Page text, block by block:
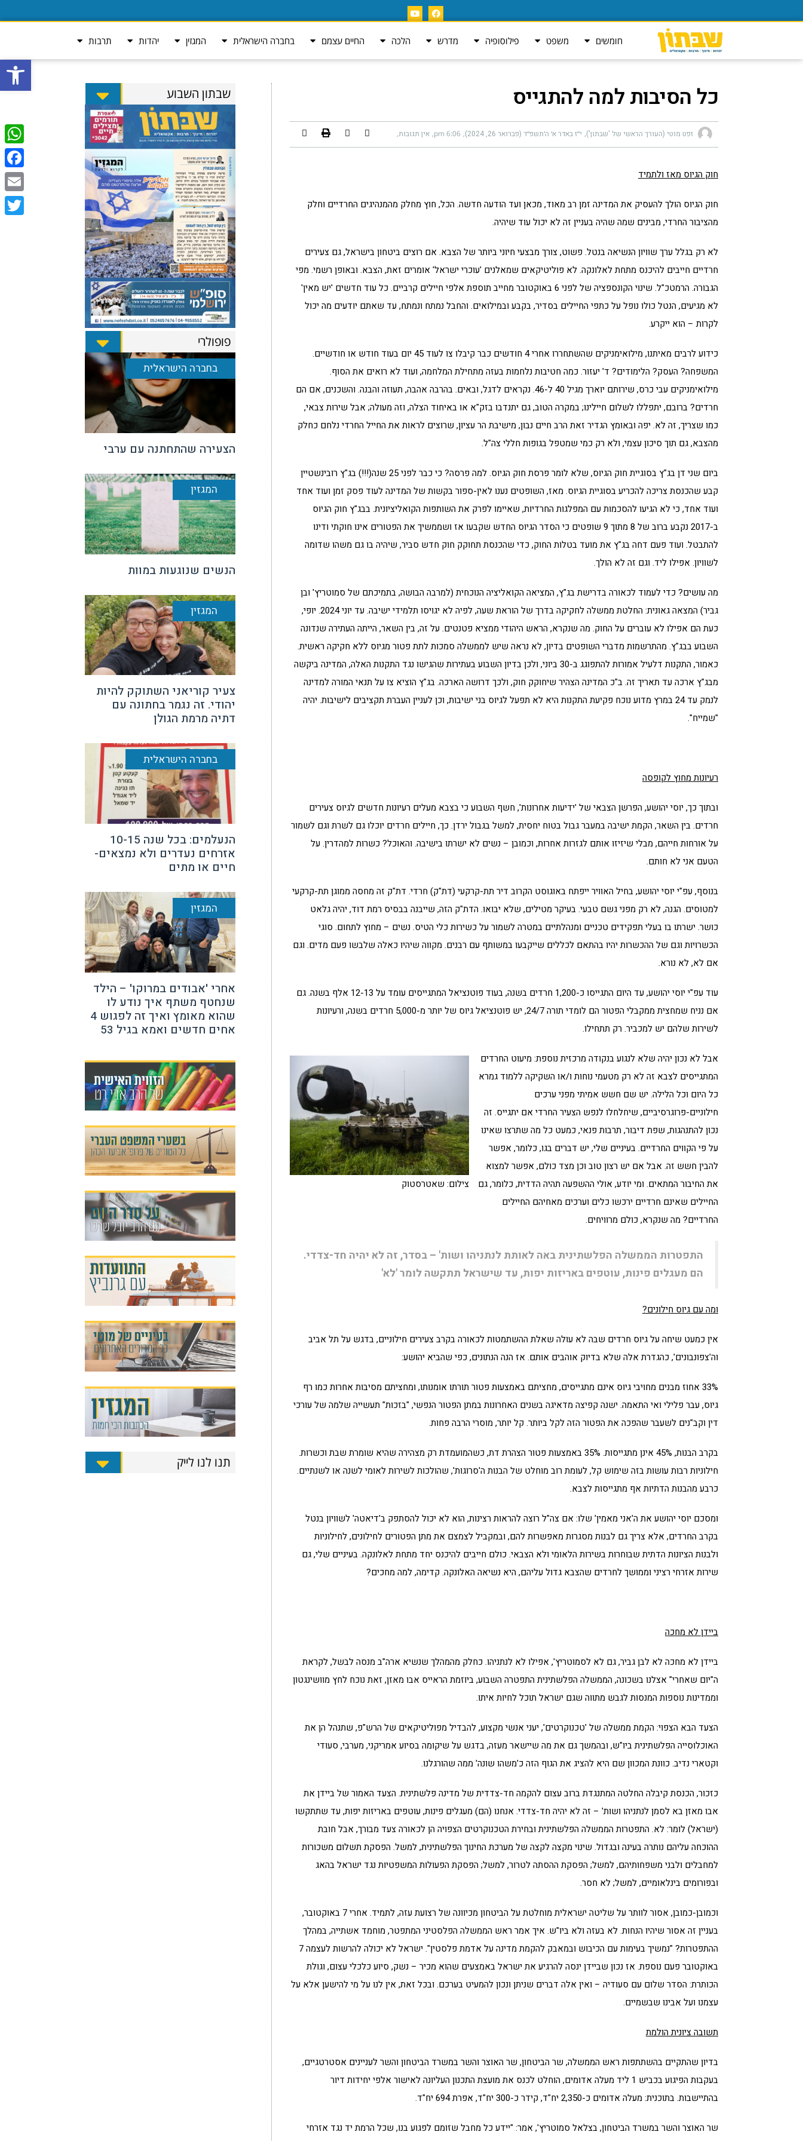
פתח
חומשים משפט פילוסופיה מדרש הלכה החיים עצמם בחברה הישראלית המגזין יהדות תרבות
כל הסיבות למה להתגייס
זפט מוטי (העורך הראשי של 'שבתון') י״ז באדר א׳ ה׳תשפ״ד (פברואר 26, 2024) 6:06 pm אין תגובות
חוק הגיוס מאז ולתמיד
חוק הגיוס הולך להעסיק את המדינה זמן רב מאוד, מכאן ועד הודעה חדשה. הכל, חוץ מחלק מהמנהיגים החרדיים וחלק
מהציבור החרדי, מבינים שמה שהיה בעניין זה לא יכול עוד שיהיה.
לא רק בגלל ערך שוויון הנשיאה בנטל. פשוט, צורך מבצעי חיוני ביותר של הצבא. אם רוצים ביטחון בישראל, גם צעירים
חרדיים חייבים להיכנס מתחת לאלונקה. לא פוליטיקאים שמאלנים 'עוכרי ישראל' אומרים זאת, הצבא. ובאופן רשמי. מפי
הגבורה. הרמטכ"ל. שינוי הקונספציה של לפני 6 באוקטובר מחייב תוספת אלפי חיילים קרביים. כל עוד חדשים 'יש מאין'
לא מגיעים, הנטל כולו נופל על כתפי החיילים בסדיר, בקבע ובמילואים. והחבל נמתח ונמתח, עד שאתם יודעים מה יכול
לקרות – הוא ייקרע.
כידוע לרבים מאיתנו, מילואימניקים שהשתחררו אחרי 4 חודשים כבר קיבלו צו לעוד 45 יום בעוד חודש או חודשיים.
המשפחה? העסק? הלימודים? ד' יעזור. כמה חטיבות נלחמות בעזה מתחילת המלחמה, ועוד לא רואים את הסוף.
מילואימניקים עבי כרס, שירותם יוארך מגיל 40 ל-46. נקראים לדגל, ובאים. בהרבה אהבה, תעוזה והבנה. והשכנים, אם הם
חרדים? ברובם, יתפללו לשלום חיילינו; במקרה הטוב, גם יתנדבו בזק"א או באיחוד הצלה, וזה מעולה; אבל שירות צבאי,
כמו שצריך, זה לא. יפה ובאומץ הגדיר זאת הרב חיים נבון, מישיבת הר עציון, שרוצים לראות את החייל החרדי נלחם כחלק
מהצבא, גם תוך סיכון עצמי, ולא רק כמי שמטפל בגופות חללי צה"ל.
ביום שני דן בג"ץ בסוגיית חוק הגיוס, שלא לומר פרסת חוק הגיוס. למה פרסה? כי כבר לפני 25 שנה(!!!) בג"ץ רובינשטיין
קבע שהכנסת צריכה להכריע בסוגיית הגיוס. מאז, השופטים נענו לאין-ספור בקשות של המדינה לעוד פסק זמן ועוד אחד
ועוד אחד, כי לא הגיעו להסכמות עם המפלגות החרדיות, שאיימו לפרק את השותפות הקואליציונית. בבג"ץ חוק הגיוס
ב-2017 נקבע ברוב של 8 מתוך 9 שופטים כי הסדר הגיוס החדש שקבעו אז ושממשיך את הפטורים אינו חוקתי ודינו
להתבטל. ועוד פעם דחה בג"ץ את מועד בטלות החוק, כדי שהכנסת תחוקק חוק חדש סביר, שיהיה בו גם משהו שדומה
לשוויון. אפילו ליד. וגם זה לא הולך.
מה עושים? כדי לעמוד לכאורה בדרישת בג"ץ, המציאה הקואליציה הנוכחית (למרבה הבושה, בתמיכתם של סמוטריץ' ובן
גביר) המצאה גאונית: החלטת ממשלה לחקיקה בדרך של הוראת שעה, לפיה לא יגויסו תלמידי ישיבה. עד יוני 2024. יופי,
כעת הם אפילו לא עוברים על החוק. מה שנקרא, הראש היהודי ממציא פטנטים. על זה, בין השאר, הייתה העתירה שנדונה
השבוע בבג"ץ. מהתרשמות מדברי השופטים בדיון, לא נראה שיש לממשלה סמכות לתת פטור מגיוס ללא חקיקה ראשית.
כאמור, התקנות דלעיל אמורות להתפוגג ב-30 ביוני, ולכן בדיון השבוע בעתירות שהגישו נגד התקנות האלה, המדינה ביקשה
מבג"ץ ארכה עד תאריך זה. ב"כ המדינה הצהיר שיחוקק חוק, ולכך דרושה הארכה. בג"ץ הוציא צו על תנאי המורה למדינה
לנמק עד 24 במרץ מדוע נוכח פקיעת התקנות היא לא תפעל לגיוס בני ישיבות, וכן לעניין העברת תקציבים לישיבות. יהיה
"שמייח".
רעיונות מחוץ לקופסה
ובתוך כך, יוסי יהושע, הפרשן הצבאי של 'ידיעות אחרונות', חשף השבוע כי בצבא מעלים רעיונות חדשים לגיוס צעירים
חרדים. בין השאר, הקמת ישיבה במעבר גבול בטוח יחסית, למשל בגבול ירדן. כך, חיילים חרדים יוכלו גם לשרת וגם לשמור
על אורחות חייהם, מבלי שיזיזו אותם לגזרות אחרות, וכמובן – נשים לא ישרתו בישיבה. והאוכל? כשרות למהדרין. על
הטעם אני לא חותם.
בנוסף, עפ"י יוסי יהושע, בחיל האוויר ייפתח באוגוסט הקרוב דיר תת-קרקעי (דת"ק) חרדי. דת"ק זה מחסה ממוגן תת-קרקעי
למטוסים. הגנה, לא רק מפני גשם טבעי. בעיקר מטילים, שלא יבואו. הדת"ק הזה, שייבנה בבסיס רמת דוד, יהיה גלאט
כושר. ישרתו בו בעלי תפקידים טכניים ומנהלתיים במטרה לשמור על כשירות כלי הטיס. נשים – מחוץ לתחום. סוגי
הכשרויות וגם של ההכשרות יהיו בהתאם לכללים שייקבעו במשותף עם רבנים. מקווה שיהיו כאלה שלבשו פעם מדים. וגם
אם לא, לא נורא.
עוד עפ"י יוסי יהושע, עד היום התגייסו כ-1,200 חרדים בשנה, בעוד פוטנציאל המתגייסים עומד על 12-13 אלף בשנה. גם
אם נניח שמחצית ממקבלי הפטור הם לומדי תורה 24/7, יש פוטנציאל גיוס של יותר מ-5,000 חרדים בשנה, ורעיונות
לשירות שלהם יש למכביר. רק תתחילו.
צילום: שאטרסטוק
אבל לא נכון יהיה שלא לנגוע בנקודה מרכזית נוספת: מיעוט החרדים
המתגייסים לצבא זה לא רק מטעמי נוחות ו/או השקיקה ללמוד גמרא
כל היום וכל הלילה. יש שם חשש אמיתי מפני ערכים
חילוניים-פרוגרסיביים, שיחלחלו לנפש הצעיר החרדי אם יתגייס. זה
נכון להתנהגות, שפת דיבור, תרבות פנאי, כמעט כל מה שתרצו שאינו
על פי הקווים החרדיים. בעיניים שלי, יש דברים בגו, כלומר, אפשר
להבין חשש זה. אבל אם יש רצון טוב וכן מצד כולם, אפשר למצוא
את החיבור המתאים. ומי יודע, אולי ההשפעה תהיה הדדית, כלומר, גם
החיילים שאינם חרדיים ירכשו כלים וערכים מאחיהם החיילים
החרדיים? מה שנקרא, כולם מרוויחים.
התפטרות הממשלה הפלשתינית באה לאותת לנתניהו ושות' – בסדר, זה לא יהיה חד-צדדי.
הם מעגלים פינות, עוטפים באריזות יפות, עד שישראל תתקשה לומר 'לא'
ומה עם גיוס חילונים?
אין כמעט שיחה על גיוס חרדים שבה לא עולה שאלת ההשתמטות לכאורה בקרב צעירים חילוניים, בדגש על תל אביב
וה'צפונבונים', כהגדרת אלה שלא בדיוק אוהבים אותם. אז הנה הנתונים, כפי שהביא יהושע:
33% אחוז מבנים מחויבי גיוס אינם מתגייסים, מחציתם באמצעות פטור תורתו אומנותו, ומחציתם מסיבות אחרות כמו רף
גיוס, עבר פלילי ואי התאמה. ישנה קפיצה מדאיגה בשנים האחרונות במתן הפטור הנפשי, "בזכות" תעשייה שלמה של עורכי
דין וקב"נים לשעבר שהפכה את הפטור הזה לקל ביותר. קל יותר, מוסרי הרבה פחות.
בקרב הבנות, 45% אינן מתגייסות. 35% באמצעות פטור הצהרת דת, כשהמועמדת רק מצהירה שהיא שומרת שבת וכשרות.
חילוניות רבות עושות בזה שימוש קל, לעומת רוב מוחלט של הבנות ה'סרוגות', שהולכות לשירות לאומי לשנה או לשנתיים.
כרבע מהבנות הדתיות אף מתגייסות לצבא.
ומסכם יוסי יהושע את ה'אני מאמין' שלו: אם צה"ל רוצה להראות רצינות, הוא לא יכול להסתפק ב'דיאטה' לשוויון בנטל
בקרב החרדים, אלא צריך גם לבנות מסגרות מאפשרות להם, ובמקביל לצמצם את מתן הפטורים לחילונים, לחילוניות
ולבנות הציונות הדתית שבוחרות בשירות הלאומי ולא הצבאי. כולם חייבים להיכנס יחד מתחת לאלונקה. בעיניים שלי, גם
שירות אזרחי רציני וממושך לחרדים שהצבא גדול עליהם, היא נשיאה האלונקה. קדימה, למה מחכים?
ביידן לא מחכה
ביידן לא מחכה לא לבן גביר, גם לא לסמוטריץ', אפילו לא לנתניהו. כחלק מהמהלך שנשיא ארה"ב מנסה לבשל, לקראת
ה"יום שאחרי" אצלנו בשכונה, הממשלה הפלשתינית התפטרה השבוע, ביוזמת הראייס אבו מאזן, זאת נוכח לחץ מוושינגטון
וממדינות נוספות המנסות לגבש מתווה שגם ישראל תוכל לחיות איתו.
הצעד הבא הצפוי: הקמת ממשלה של 'טכנוקרטים', יעני אנשי מקצוע, להבדיל מפוליטיקאים של הרש"פ, שתנהל הן את
האוכלוסייה הפלשתינית ביו"ש, ובהמשך גם את מה שיישאר מעזה, בדגש על שיקומה בסיוע אמריקני, מערבי, סעודי
וקטארי נדיב. כוונת המכוון שם היא להציג את הגוף הזה כ'משהו שונה' ממה שהורגלנו.
כזכור, הכנסת קיבלה החלטה המתנגדת ברוב עצום להקמה חד-צדדית של מדינה פלשתינית. הצעד האמור של ביידן את
אבו מאזן בא לסמן לנתניהו ושות' – זה לא יהיה חד-צדדי. אנחנו (הם) מעגלים פינות, עוטפים באריזות יפות, עד שתתקשו
(ישראל) לומר: לא. התפטרות הממשלה הפלשתינית ובחירת הטכנוקרטים הצפויה הן לכאורה צעד מבורך, אבל חובת
ההוכחה עליהם נותרה בעינה ובגדול. שינוי מקצה לקצה של מערכת החינוך הפלשתינית, למשל. הפסקת תשלום משכורות
למחבלים ולבני משפחותיהם, למשל; הפסקת ההסתה לטרור, למשל; הפסקת הפעולות המשפטיות נגד ישראל בהאג
ובפורומים בינלאומיים, למשל; לא חסר.
וכמובן-כמובן, אסור לוותר על שליטה ישראלית מוחלטת על הביטחון מכיוונה של רצועת עזה, לתמיד. אחרי 7 באוקטובר,
בעניין זה אסור שיהיו הנחות. לא בעזה ולא ביו"ש. איך אמר ראש הממשלה הפלסטיני המתפטר, מוחמד אשתייה, במהלך
ההתפטרות? "נמשיך בעימות עם הכיבוש ובמאבק להקמת מדינה על אדמת פלסטין". ישראל לא יכולה להרשות לעצמה 7
באוקטובר פעם נוספת. אז נכון שביידן ינסה להרגיע את ישראל באמצעים שהוא מכיר – נשק, סיוע כלכלי עצום, וגולת
הכותרת: הסדר שלום עם סעודיה – ואין אלה דברים שניתן ונכון להמעיט בערכם. ובכל זאת, אין לנו על מי להישען אלא על
עצמנו ועל אבינו שבשמיים.
תשובה ציונית הולמת
בדיון שהתקיים בהשתתפות ראש הממשלה, שר הביטחון, שר האוצר והשר במשרד הביטחון והשר לעניינים אסטרטגיים,
בעקבות הפיגוע בכביש 1 ליד מעלה אדומים, הוחלט לכנס את מועצת התכנון העליונה לאישור אלפי יחידות דיור
בהתיישבות. בתוכנית: מעלה אדומים כ-2,350 יח"ד, קידר כ-300 יח"ד, אפרת 694 יח"ד.
שר האוצר והשר במשרד הביטחון, בצלאל סמוטריץ', אמר: "יידע כל מחבל שזומם לפגוע בנו, שכל הרמת יד נגד אזרחי
שבתון השבוע
פופולרי
בחברה הישראלית
הצעירה שהתחתנה עם ערבי
המגזין
הנשים שנוגעות במוות
המגזין
צעיר קוריאני השתוקק להיות
יהודי. זה נגמר בחתונה עם
דתיה מרמת הגולן
בחברה הישראלית
הנעלמים: בכל שנה 10-15
אזרחים נעדרים ולא נמצאים-
חיים או מתים
המגזין
אחרי 'אבודים במרוקו' – הילד
שנחטף משתף איך נודע לו
שהוא מאומץ ואיך זה לפגוש 4
אחים חדשים ואמא בגיל 53
תנו לנו לייק
Email